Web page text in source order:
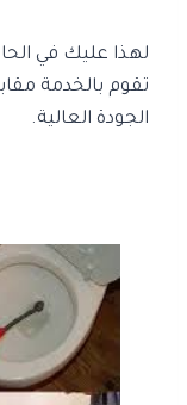
لهذا عليك في
تقوم بالخدمة
الجودة العالية.